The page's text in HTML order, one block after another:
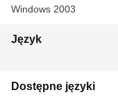
Windows 2003
Język
Dostępne języki